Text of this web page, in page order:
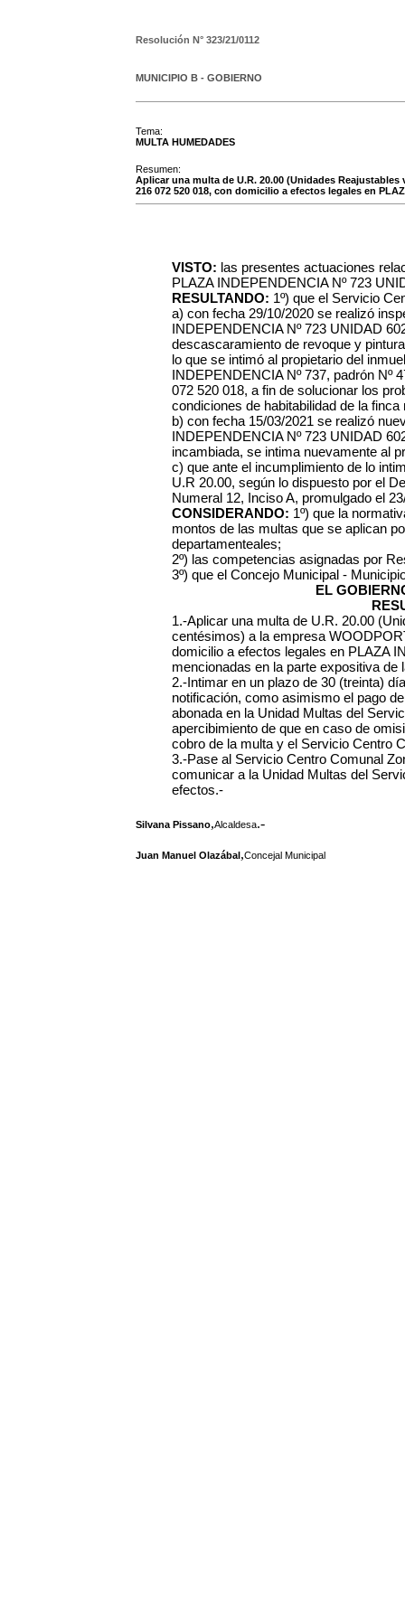
Resolución N° 323/21/0112
MUNICIPIO B - GOBIERNO
Tema:
MULTA HUMEDADES
Resumen:
Aplicar una multa de U.R. 20.00 (Unidades
216 072 520 018, con domicilio a efectos legales en
VISTO: las presentes actuaciones
PLAZA INDEPENDENCIA Nº 723
RESULTANDO: 1º) que el Servicio
a) con fecha 29/10/2020 se realizó
INDEPENDENCIA Nº 723 UNIDAD
descascaramiento de revoque y
lo que se intimó al propietario del
INDEPENDENCIA Nº 737, padrón Nº
072 520 018, a fin de solucionar los
condiciones de habitabilidad de la finca
b) con fecha 15/03/2021 se realizó
INDEPENDENCIA Nº 723 UNIDAD
incambiada, se intima nuevamente al
c) que ante el incumplimiento de lo
U.R 20.00, según lo dispuesto por el
Numeral 12, Inciso A, promulgado el
CONSIDERANDO: 1º) que la
montos de las multas que se aplican
departamenteales;
2º) las competencias asignadas por
3º) que el Concejo Municipal -
EL
1.-Aplicar una multa de U.R. 20.00
centésimos) a la empresa
domicilio a efectos legales en PLAZA
mencionadas en la parte expositiva de
2.-Intimar en un plazo de 30 (treinta)
notificación, como asimismo el pago
abonada en la Unidad Multas del
apercibimiento de que en caso de
cobro de la multa y el Servicio Centro
3.-Pase al Servicio Centro Comunal
comunicar a la Unidad Multas del
efectos.-
Silvana Pissano,Alcaldesa.-
Juan Manuel Olazábal,Concejal Municipal